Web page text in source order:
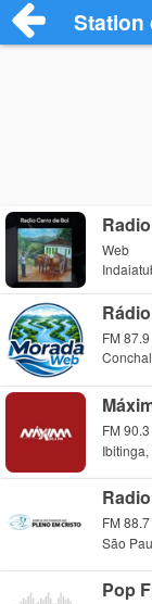
Station
Web
FM 87.9
FM 90.3
FM 88.7
São
Pop